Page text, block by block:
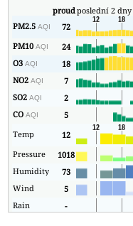
proudposlední 2 dny
PM2.5AQI 72
PM10AQI 24
O3AQI 18
NO2AQI 7
SO2AQI 2
COAQI 5
Temp
12
Pressure
1018
Humidity
73
Wind
5
Rain
-